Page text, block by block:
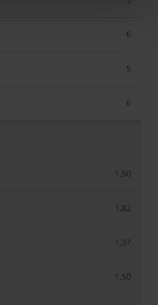
6
5
6
1,50
1,82
1,37
1,50